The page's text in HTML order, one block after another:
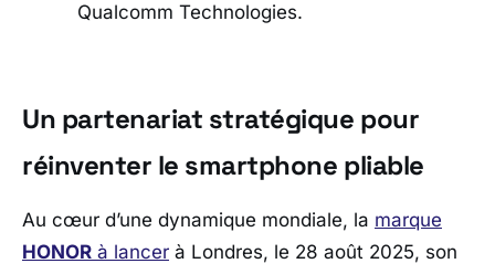
Qualcomm Technologies.
Un partenariat stratégique pour
réinventer le smartphone pliable
Au cœur d’une dynamique mondiale, la marque
HONOR à lancer à Londres, le 28 août 2025, son